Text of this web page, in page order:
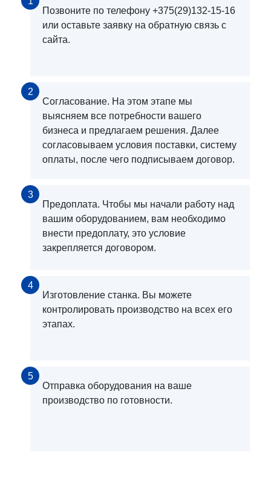
Позвоните по телефону +375(29)132-15-16
или оставьте заявку на обратную связь с
сайта.
2
Согласование. На этом этапе мы
выясняем все потребности вашего
бизнеса и предлагаем решения. Далее
согласовываем условия поставки, систему
оплаты, после чего подписываем договор.
3
Предоплата. Чтобы мы начали работу над
вашим оборудованием, вам необходимо
внести предоплату, это условие
закрепляется договором.
4
Изготовление станка. Вы можете
контролировать производство на всех его
этапах.
5
Отправка оборудования на ваше
производство по готовности.